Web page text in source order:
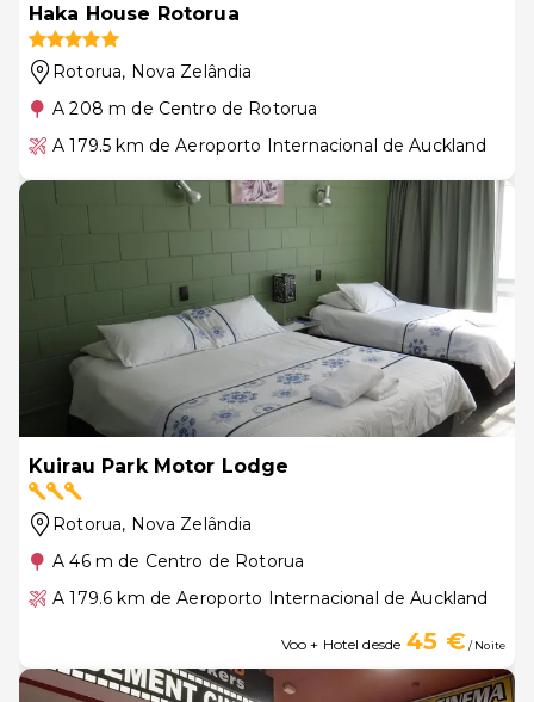
Haka House Rotorua
Rotorua, Nova Zelândia
A 208 m de Centro de Rotorua
A 179.5 km de Aeroporto Internacional de Auckland
Kuirau Park Motor Lodge
Rotorua, Nova Zelândia
A 46 m de Centro de Rotorua
A 179.6 km de Aeroporto Internacional de Auckland
Voo + Hotel desde 45 €/ Noite